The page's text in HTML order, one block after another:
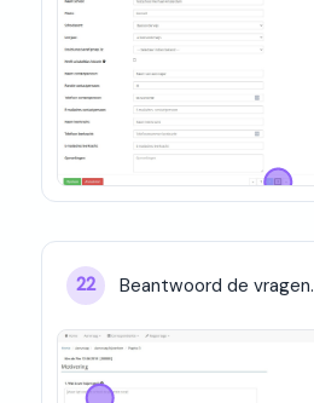
22 Beantwoord de vragen.